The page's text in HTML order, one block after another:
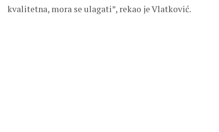
kvalitetna, mora se ulagati”, rekao je Vlatković.